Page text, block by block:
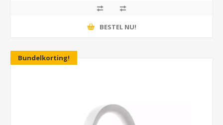
BESTEL NU!
Bundelkorting!